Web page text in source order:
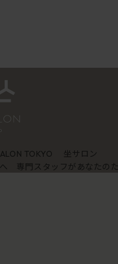
TOKYO
坐サロン
専門スタッフがあなたの